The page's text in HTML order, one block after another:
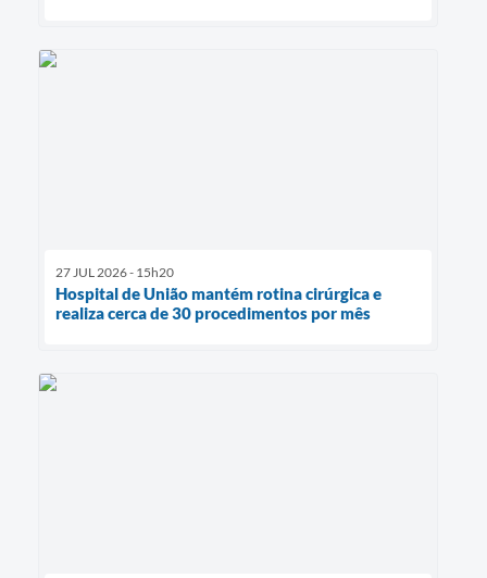
27 JUL 2026 - 15h20
Hospital de União mantém rotina cirúrgica e
realiza cerca de 30 procedimentos por mês